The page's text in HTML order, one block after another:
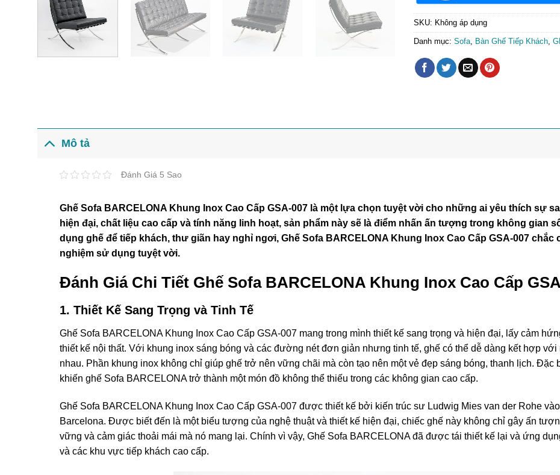
SKU: Không áp dụng
Danh mục: Sofa Bàn Ghế Tiếp Khách
Mô tả
Đánh Giá 5 Sao
Ghế Sofa BARCELONA Khung Inox Cao Cấp GSA-007 là một lựa chọn tuyệt vời cho những ai yêu thích sự
hiện đại, chất liệu cao cấp và tính năng linh hoạt, sản phẩm này sẽ là điểm nhấn ấn tượng trong không gian
dụng ghế để tiếp khách, thư giãn hay nghỉ ngơi, Ghế Sofa BARCELONA Khung Inox Cao Cấp GSA-007 chắc
nghiệm sử dụng tuyệt vời.
Đánh Giá Chi Tiết Ghế Sofa BARCELONA Khung Inox Cao Cấp
1. Thiết Kế Sang Trọng và Tinh Tế
Ghế Sofa BARCELONA Khung Inox Cao Cấp GSA-007 mang trong mình thiết kế sang trọng và hiện đại, lấy cảm
thiết kế nội thất. Với khung inox sáng bóng và các đường nét đơn giản nhưng tinh tế, ghế có thể dễ dàng kết hợp
nhau. Phần khung inox không chỉ giúp ghế trở nên vững chãi mà còn tạo nên một vẻ đẹp sáng bóng, thanh lịch.
khiến ghế Sofa BARCELONA trở thành một món đồ không thể thiếu trong các không gian cao cấp.
Ghế Sofa BARCELONA Khung Inox Cao Cấp GSA-007 được thiết kế bởi kiến trúc sư Ludwig Mies van der Rohe
Barcelona. Được biết đến là một biểu tượng của nghệ thuật và thiết kế hiện đại, chiếc ghế này không chỉ gây ấn
vững và cảm giác thoải mái mà nó mang lại. Chính vì vậy, Ghế Sofa BARCELONA đã được tái thiết kế lại và ứng
và các khu vực tiếp khách cao cấp.